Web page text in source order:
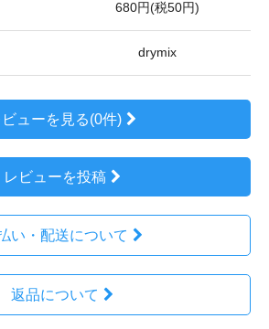
680円(税50円)
drymix
ビューを見る(0件)
レビューを投稿
い・配送について
返品について